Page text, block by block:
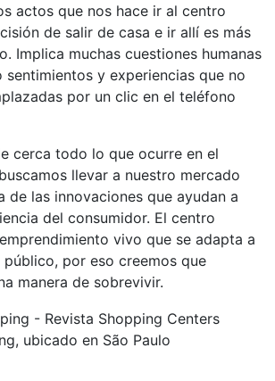
actos que nos hace ir al centro
de salir de casa e ir allí es más
Implica muchas cuestiones humanas
sentimientos y experiencias que no
por un clic en el teléfono
cerca todo lo que ocurre en el
llevar a nuestro mercado
de las innovaciones que ayudan a
del consumidor. El centro
vivo que se adapta a
público, por eso creemos que
manera de sobrevivir.
ubicado en São Paulo